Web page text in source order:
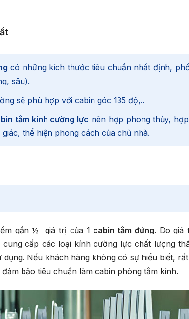
có những kích thước tiêu chuẩn nhất định,
sâu).
sẽ phù hợp với cabin góc 135 độ,..
tắm kính cường lực nên hợp phong thủy,
thể hiện phong cách của chủ nhà.
gần ½ giá trị của 1 cabin tắm đứng. Do giá
cấp các loại kính cường lực chất lượng
Nếu khách hàng không có sự hiểu biết,
bảo tiêu chuẩn làm cabin phòng tắm kính.